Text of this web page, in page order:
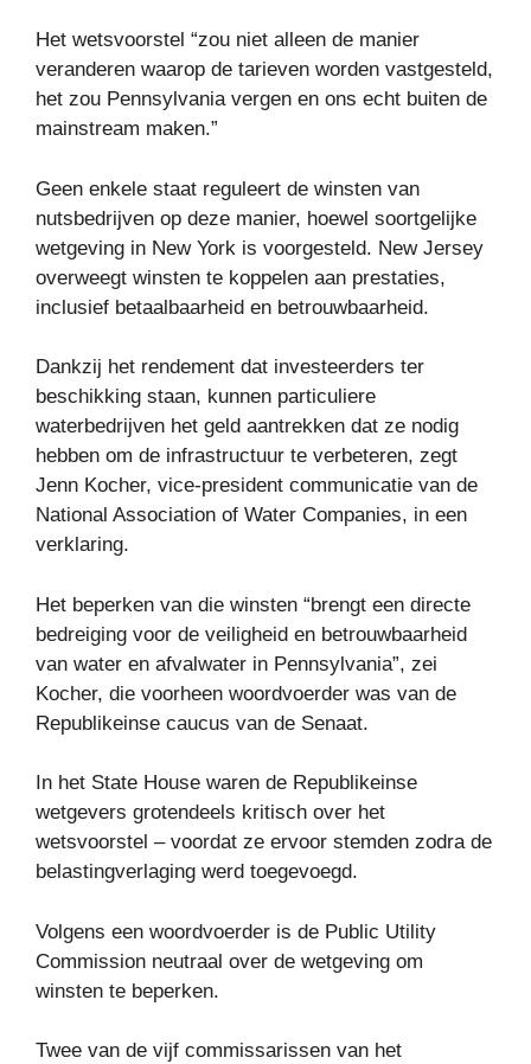
Het wetsvoorstel “zou niet alleen de manier
veranderen waarop de tarieven worden vastgesteld,
het zou Pennsylvania vergen en ons echt buiten de
mainstream maken.”
Geen enkele staat reguleert de winsten van
nutsbedrijven op deze manier, hoewel soortgelijke
wetgeving in New York is voorgesteld. New Jersey
overweegt winsten te koppelen aan prestaties,
inclusief betaalbaarheid en betrouwbaarheid.
Dankzij het rendement dat investeerders ter
beschikking staan, kunnen particuliere
waterbedrijven het geld aantrekken dat ze nodig
hebben om de infrastructuur te verbeteren, zegt
Jenn Kocher, vice-president communicatie van de
National Association of Water Companies, in een
verklaring.
Het beperken van die winsten “brengt een directe
bedreiging voor de veiligheid en betrouwbaarheid
van water en afvalwater in Pennsylvania”, zei
Kocher, die voorheen woordvoerder was van de
Republikeinse caucus van de Senaat.
In het State House waren de Republikeinse
wetgevers grotendeels kritisch over het
wetsvoorstel – voordat ze ervoor stemden zodra de
belastingverlaging werd toegevoegd.
Volgens een woordvoerder is de Public Utility
Commission neutraal over de wetgeving om
winsten te beperken.
Twee van de vijf commissarissen van het